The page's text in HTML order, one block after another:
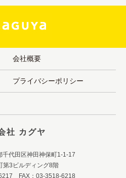
会社概要
プライバシーポリシー
社 カグヤ
代田区神田神保町1-1-17
第3ビルディング8階
FAX：03-3518-6218